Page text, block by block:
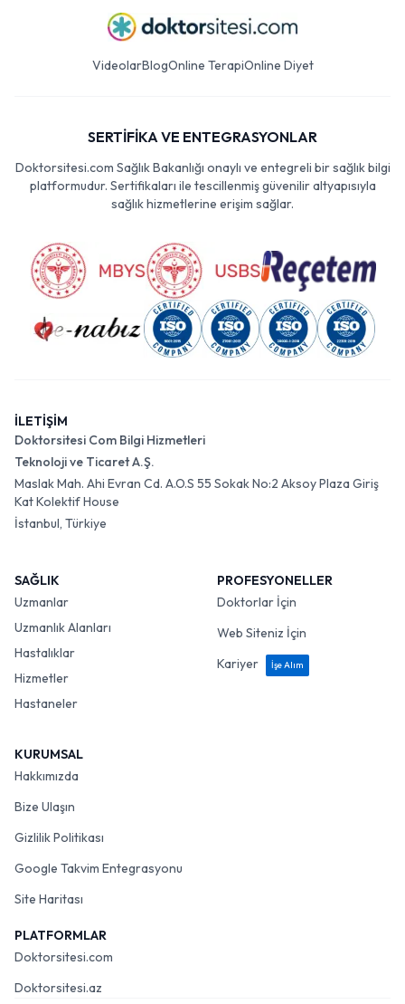
VideolarBlogOnline TerapiOnline Diyet
SERTİFİKA VE ENTEGRASYONLAR
Doktorsitesi.com Sağlık Bakanlığı onaylı ve entegreli bir sağlık bilgi
platformudur. Sertifikaları ile tescillenmiş güvenilir altyapısıyla
sağlık hizmetlerine erişim sağlar.
İLETİŞİM
Doktorsitesi Com Bilgi Hizmetleri
Teknoloji ve Ticaret A.Ş.
Maslak Mah. Ahi Evran Cd. A.O.S 55 Sokak No:2 Aksoy Plaza Giriş
Kat Kolektif House
İstanbul, Türkiye
SAĞLIK
Uzmanlar
Uzmanlık Alanları
Hastalıklar
Hizmetler
Hastaneler
PROFESYONELLER
Doktorlar İçin
Web Siteniz İçin
Kariyer
İşe Alım
KURUMSAL
Hakkımızda
Bize Ulaşın
Gizlilik Politikası
Google Takvim Entegrasyonu
Site Haritası
PLATFORMLAR
Doktorsitesi.com
Doktorsitesi.az